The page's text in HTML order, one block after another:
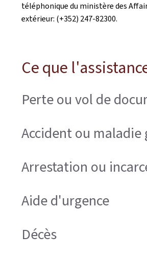
téléphonique du ministère des
extérieur: (+352) 247-82300.
Ce que
Perte ou vol de
Accident ou maladie
Arrestation ou
Aide d'urgence
Décès